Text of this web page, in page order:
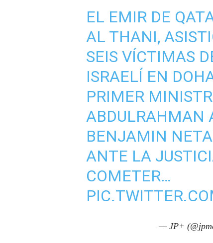
EL EMIR DE
AL THANI,
SEIS VÍCTIMAS
ISRAELÍ EN
PRIMER
ABDULRAHMAN
BENJAMIN
ANTE LA
COMETER…
— JP+